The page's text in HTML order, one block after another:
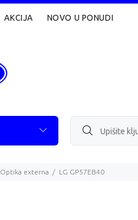
AKCIJA NOVO U PONUDI
Optika externa LG GP57EB40